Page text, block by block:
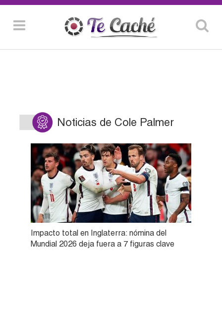
Noticias de Cole Palmer
Impacto total en Inglaterra: nómina del
Mundial 2026 deja fuera a 7 figuras clave